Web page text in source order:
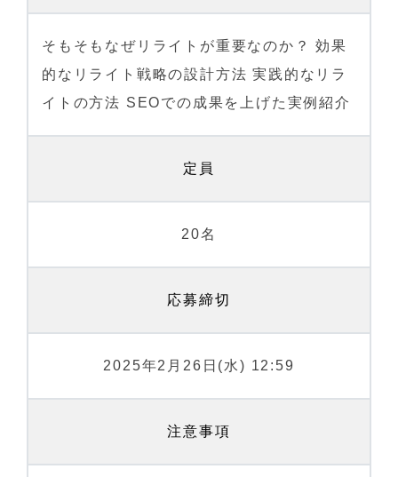
そもそもなぜリライトが重要なのか？ 効果
的なリライト戦略の設計方法 実践的なリラ
イトの方法 SEOでの成果を上げた実例紹介
定員
20名
応募締切
2025年2月26日(水) 12:59
注意事項